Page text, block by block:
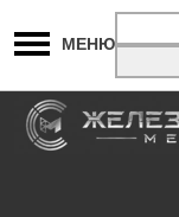
МЕНЮ